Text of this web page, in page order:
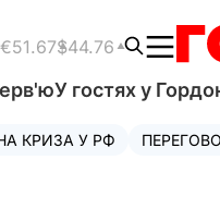
€51.67$44.76
У гостях у
КРИЗА У РФ